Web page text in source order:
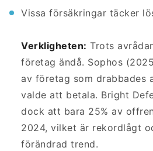
Vissa försäkringar täcker
Verkligheten: Trots
företag ändå. Sophos
av företag som drabbades
valde att betala. Bright
dock att bara 25% av
2024, vilket är rekordlågt
förändrad trend.